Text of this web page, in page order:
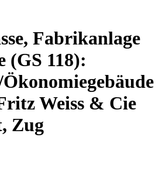
Fabrikanlage
(GS 118):
Weiss & Cie
Zug